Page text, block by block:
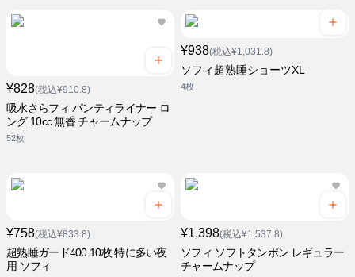
¥828(税込¥910.8)
吸水さらフィ パンティライナー ロ
ング 10cc 無香 チャームナップ
52枚
¥938(税込¥1,031.8)
ソフィ超熟睡ショーツXL
4枚
¥758(税込¥833.8)
超熟睡ガード400 10枚 特に多い夜
用 ソフィ
¥1,398(税込¥1,537.8)
ソフィ ソフトタンポン レギュラー
チャームナップ